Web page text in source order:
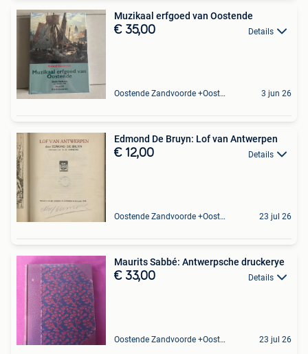
Muzikaal erfgoed van Oostende
€ 35,00 Details
Oostende Zandvoorde +Oostende 3 jun 26
Edmond De Bruyn: Lof van Antwerpen
€ 12,00 Details
Oostende Zandvoorde +Oostende 23 jul 26
Maurits Sabbé: Antwerpsche druckerye
€ 33,00 Details
Oostende Zandvoorde +Oostende 23 jul 26